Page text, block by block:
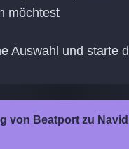
möchtest
Auswahl und starte
von Beatport zu